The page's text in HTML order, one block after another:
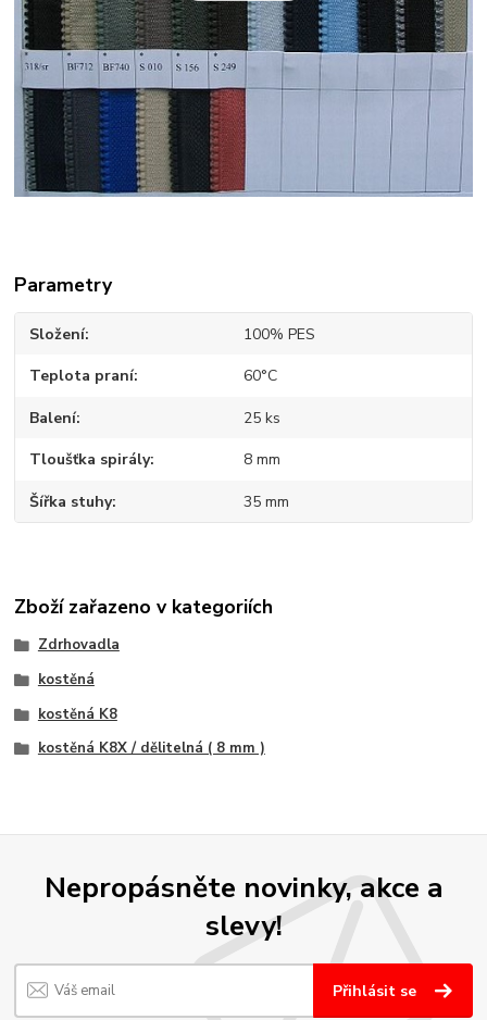
Parametry
Složení 100% PES
Teplota praní 60°C
Balení 25 ks
Tloušťka spirály 8 mm
Šířka stuhy 35 mm
Zboží zařazeno v kategoriích
Zdrhovadla
kostěná
kostěná K8
kostěná K8X / dělitelná ( 8 mm )
Nepropásněte novinky, akce a
slevy!
Přihlásit se